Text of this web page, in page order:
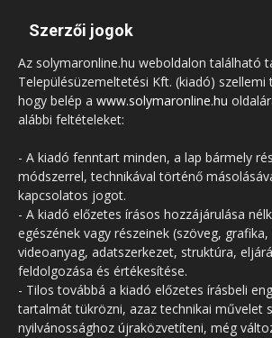
Szerzői jogok
Az solymaronline.hu weboldalon található
Településüzemeltetési Kft. (kiadó) szellemi
hogy belép a www.solymaronline.hu
alábbi feltételeket:
- A kiadó fenntart minden, a lap bármely
módszerrel, technikával történő
kapcsolatos jogot.
- A kiadó előzetes írásos hozzájárulása
egészének vagy részeinek (szöveg,
videoanyag, adatszerkezet, struktúra,
feldolgozása és értékesítése.
- Tilos továbbá a kiadó előzetes írásbeli
tartalmát tükrözni, azaz technikai művelet
nyilvánossághoz újraközvetíteni, még